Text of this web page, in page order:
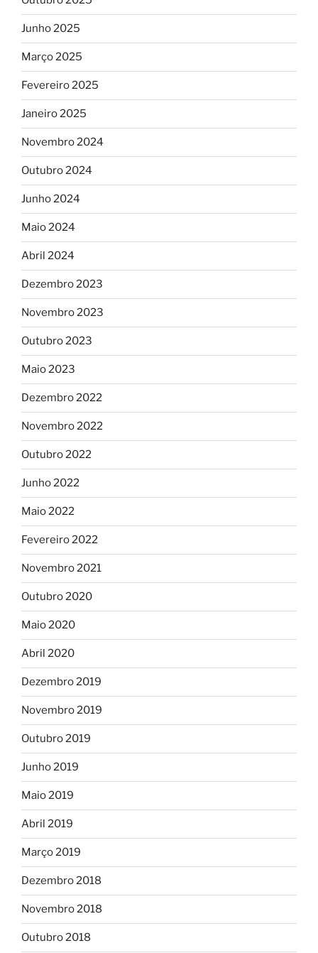
Junho 2025
Março 2025
Fevereiro 2025
Janeiro 2025
Novembro 2024
Outubro 2024
Junho 2024
Maio 2024
Abril 2024
Dezembro 2023
Novembro 2023
Outubro 2023
Maio 2023
Dezembro 2022
Novembro 2022
Outubro 2022
Junho 2022
Maio 2022
Fevereiro 2022
Novembro 2021
Outubro 2020
Maio 2020
Abril 2020
Dezembro 2019
Novembro 2019
Outubro 2019
Junho 2019
Maio 2019
Abril 2019
Março 2019
Dezembro 2018
Novembro 2018
Outubro 2018